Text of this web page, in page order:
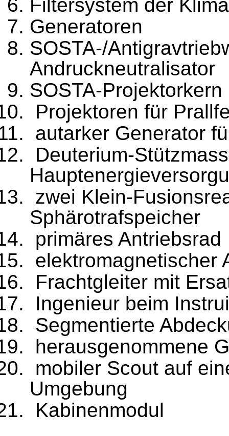
Filtersystem der
Generatoren
SOSTA-/
Andruckneutralisator
SOSTA-Projektorkern
Projektoren für
autarker Generator
Deuterium-
zwei Klein-
Sphärotrafspeicher
primäres Antriebsrad
elektromagnetischer
Frachtgleiter mit
Ingenieur beim
Segmentierte
herausgenommene
mobiler Scout auf
Umgebung
Kabinenmodul